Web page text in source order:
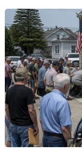
29/06/2017 22:50
Đại diện của thủ
giáo chủ Ali
chức Nhà nước
chắc chắn đã chết.